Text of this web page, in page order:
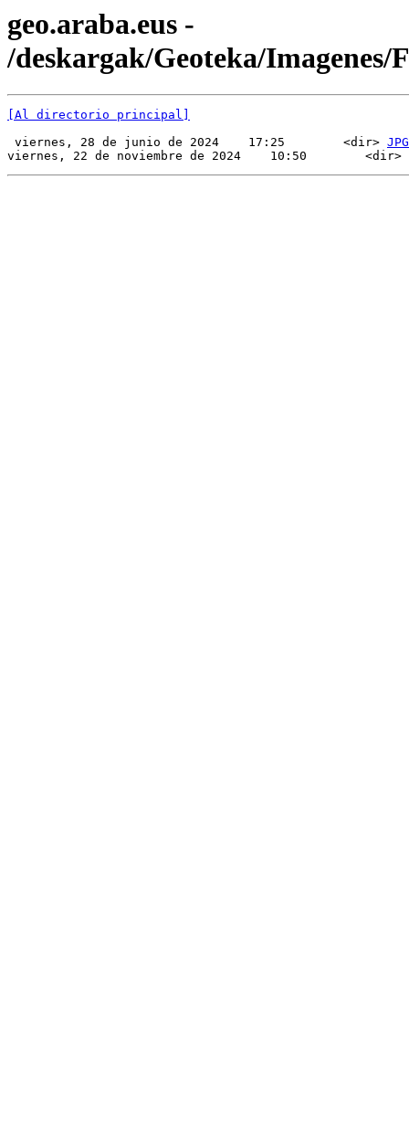
geo.araba.eus -
/deskargak/Geoteka/Imagenes/
[Al directorio principal]
viernes, 28 de junio de 2024    17:25        <dir> JPG
viernes, 22 de noviembre de 2024    10:50        <dir>